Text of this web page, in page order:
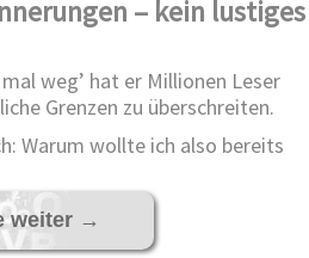
– kein lustiges
weg’ hat er Millionen Leser
Grenzen zu überschreiten.
Warum wollte ich also bereits
weiter →